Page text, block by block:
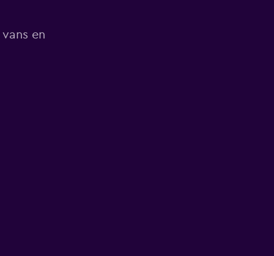
en